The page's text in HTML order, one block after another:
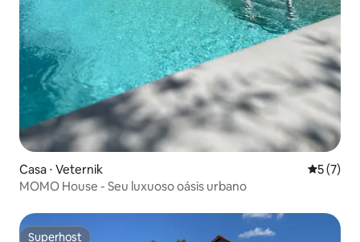
Casa ⋅ Veternik 5 de
5 (7)
MOMO House - Seu luxuoso oásis urbano
Superhost